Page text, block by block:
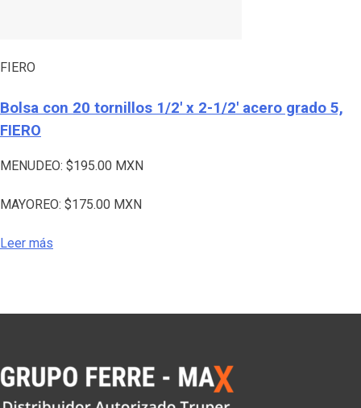
FIERO
Bolsa con 20 tornillos 1/2′ x 2-1/2′ acero grado 5,
FIERO
MENUDEO: $195.00 MXN
MAYOREO: $175.00 MXN
Leer más